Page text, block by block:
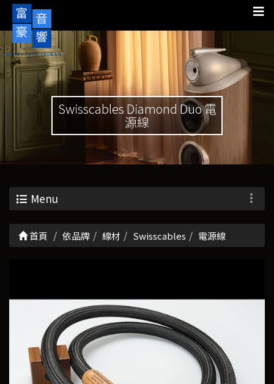
Swisscables Diamond Duo 電
源線
Menu
首頁 依品牌 線材 Swisscables 電源線